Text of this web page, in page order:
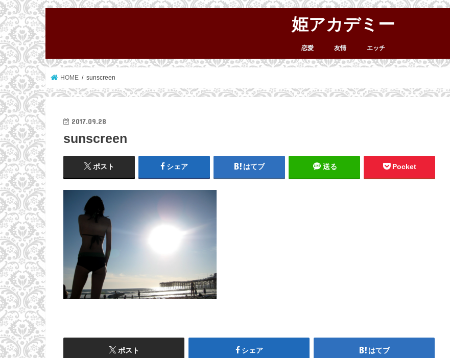
姫アカデミー
恋愛 友情 エッチ
HOME sunscreen
2017.09.28
sunscreen
ポスト シェア はてブ 送る Pocket
ポスト シェア はてブ